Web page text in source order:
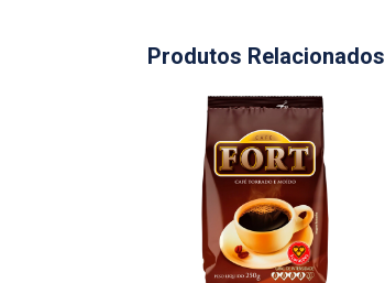
Produtos Relacionados